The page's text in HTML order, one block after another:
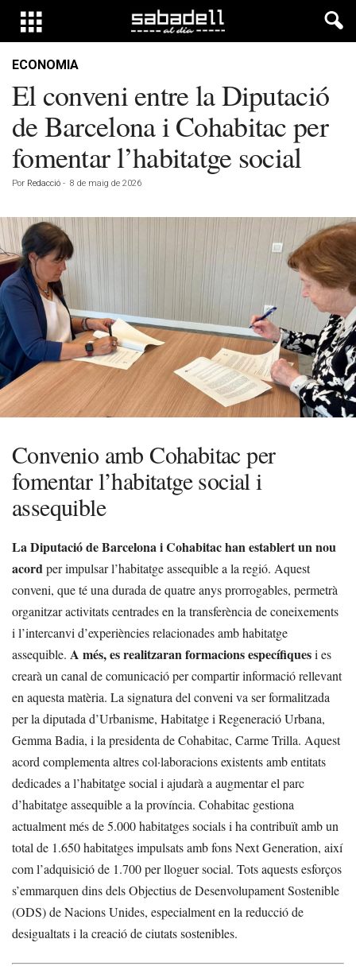
ECONOMIA
El conveni entre la Diputació
de Barcelona i Cohabitac per
fomentar l’habitatge social
Por Redacció - 8 de maig de 2026
Convenio amb Cohabitac per
fomentar l’habitatge social i
assequible
La Diputació de Barcelona i Cohabitac han establert un nou
acordper impulsar l’habitatge assequible a la regió. Aquest
conveni, que té una durada de quatre anys prorrogables, permetrà
organitzar activitats centrades en la transferència de coneixements
i l’intercanvi d’experiències relacionades amb habitatge
assequible. A més, es realitzaran formacions específiquesi es
crearà un canal de comunicació per compartir informació rellevant
en aquesta matèria. La signatura del conveni va ser formalitzada
per la diputada d’Urbanisme, Habitatge i Regeneració Urbana,
Gemma Badia, i la presidenta de Cohabitac, Carme Trilla. Aquest
acord complementa altres col·laboracions existents amb entitats
dedicades a l’habitatge social i ajudarà a augmentar el parc
d’habitatge assequible a la província. Cohabitac gestiona
actualment més de 5.000 habitatges socials i ha contribuït amb un
total de 1.650 habitatges impulsats amb fons Next Generation, així
com l’adquisició de 1.700 per lloguer social. Tots aquests esforços
s’emmarquen dins dels Objectius de Desenvolupament Sostenible
(ODS) de Nacions Unides, especialment en la reducció de
desigualtats i la creació de ciutats sostenibles.